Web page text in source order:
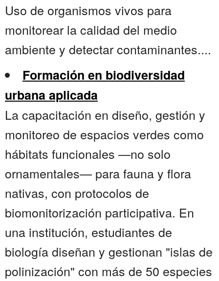
Uso de organismos vivos para
monitorear la calidad del medio
ambiente y detectar contaminantes....
Formación en biodiversidad
urbana aplicada
La capacitación en diseño, gestión y
monitoreo de espacios verdes como
hábitats funcionales —no solo
ornamentales— para fauna y flora
nativas, con protocolos de
biomonitorización participativa. En
una institución, estudiantes de
biología diseñan y gestionan "islas de
polinización" con más de 50 especies